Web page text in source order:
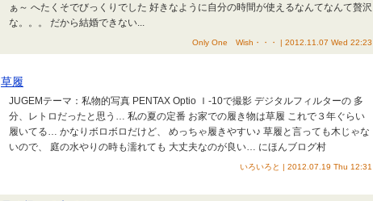
ぁ～ へたくそでびっくりでした 好きなように自分の時間が使えるなんてなんて贅沢
な。。。 だから結婚できない...
Only One Wish・・・ | 2012.11.07 Wed 22:23
草履
JUGEMテーマ：私物的写真 PENTAX Optio Ｉ-10で撮影 デジタルフィルターの 多
分、レトロだったと思う… 私の夏の定番 お家での履き物は草履 これで３年ぐらい
履いてる… かなりボロボロだけど、 めっちゃ履きやすい♪ 草履と言っても木じゃな
いので、 庭の水やりの時も濡れても 大丈夫なのが良い… にほんブログ村
いろいろと | 2012.07.19 Thu 12:31